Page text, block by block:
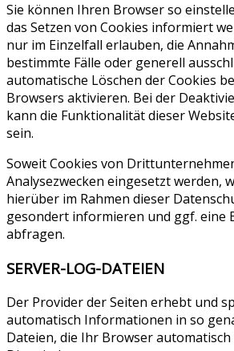
Sie können Ihren Browser so
das Setzen von Cookies informiert
nur im Einzelfall erlauben, die
bestimmte Fälle oder generell
automatische Löschen der Cookies
Browsers aktivieren. Bei der
kann die Funktionalität dieser
sein.
Soweit Cookies von
Analysezwecken eingesetzt werden,
hierüber im Rahmen dieser
gesondert informieren und ggf. eine
abfragen.
SERVER-LOG-DATEIEN
Der Provider der Seiten erhebt und
automatisch Informationen in so
Dateien, die Ihr Browser